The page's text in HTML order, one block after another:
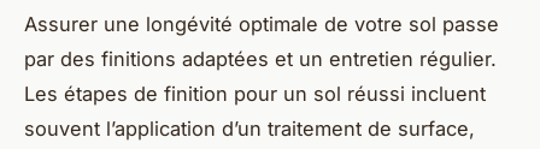
Assurer une longévité optimale de votre sol passe
par des finitions adaptées et un entretien régulier.
Les étapes de finition pour un sol réussi incluent
souvent l’application d’un traitement de surface,